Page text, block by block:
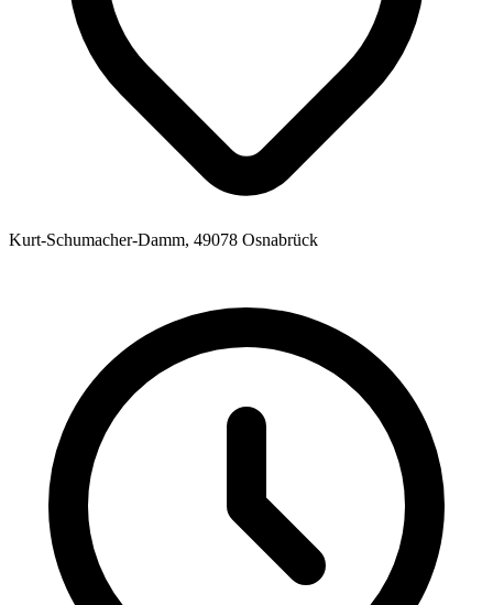
Kurt-Schumacher-Damm, 49078 Osnabrück